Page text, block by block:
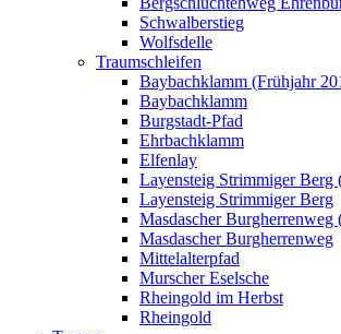
Schwalberstieg
Wolfsdelle
Traumschleifen
Baybachklamm (Frühjahr
Baybachklamm
Burgstadt-Pfad
Ehrbachklamm
Elfenlay
Layensteig Strimmiger Berg
Layensteig Strimmiger Berg
Masdascher Burgherrenweg
Masdascher Burgherrenweg
Mittelalterpfad
Murscher Eselsche
Rheingold im Herbst
Rheingold